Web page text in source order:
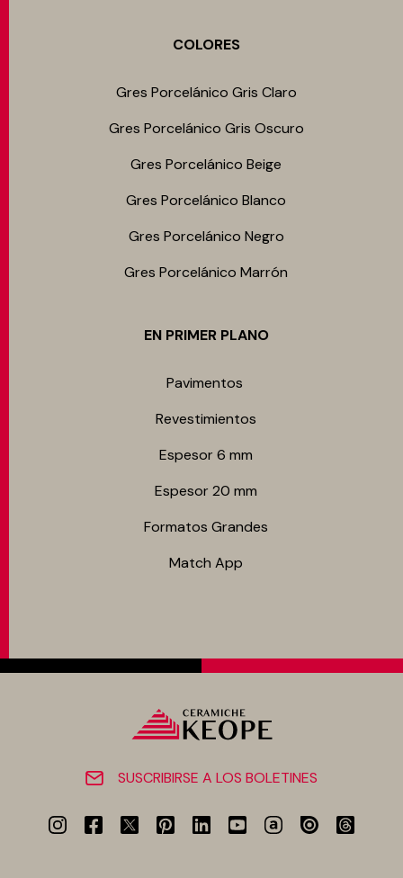
COLORES
Gres Porcelánico Gris Claro
Gres Porcelánico Gris Oscuro
Gres Porcelánico Beige
Gres Porcelánico Blanco
Gres Porcelánico Negro
Gres Porcelánico Marrón
EN PRIMER PLANO
Pavimentos
Revestimientos
Espesor 6 mm
Espesor 20 mm
Formatos Grandes
Match App
SUSCRIBIRSE A LOS BOLETINES